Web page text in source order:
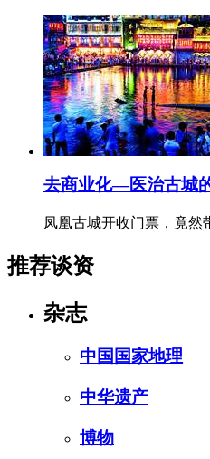
去商业化—医治古城
凤凰古城开收门票，竟
推荐谈资
杂志
中国国家地理
中华遗产
博物